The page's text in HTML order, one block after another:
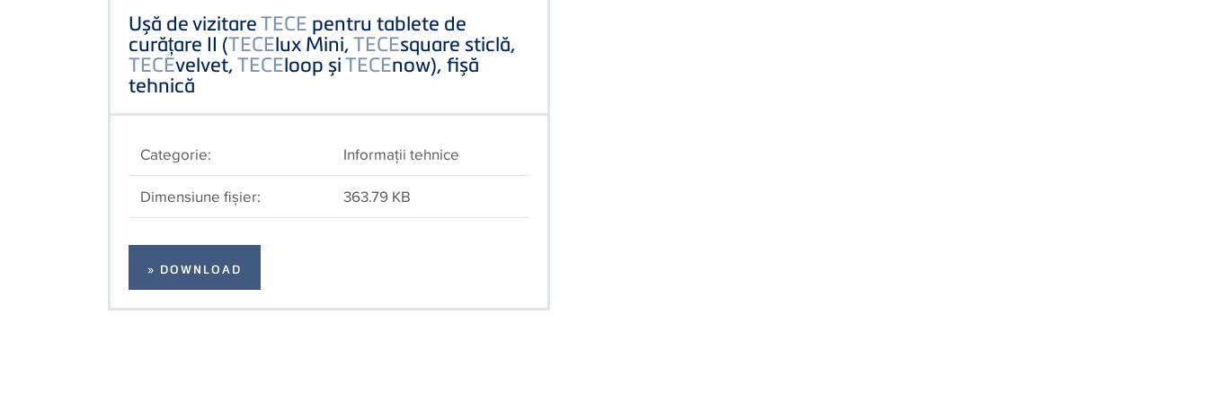
Ușă de vizitareTECE pentru tablete de
curățare II (TECElux Mini,TECEsquare sticlă,
TECEvelvet,TECEloop șiTECEnow), fișă
tehnică
Categorie:
Informaţii tehnice
Dimensiune fişier:
363.79 KB
» DOWNLOAD